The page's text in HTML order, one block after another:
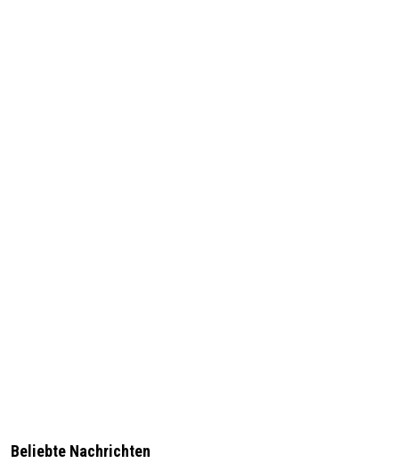
Beliebte Nachrichten